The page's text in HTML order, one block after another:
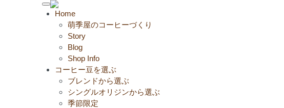
Toggle
navigation
Home
萌季屋のコーヒーづくり
Story
Blog
Shop Info
コーヒー豆を選ぶ
ブレンドから選ぶ
シングルオリジンから選ぶ
季節限定